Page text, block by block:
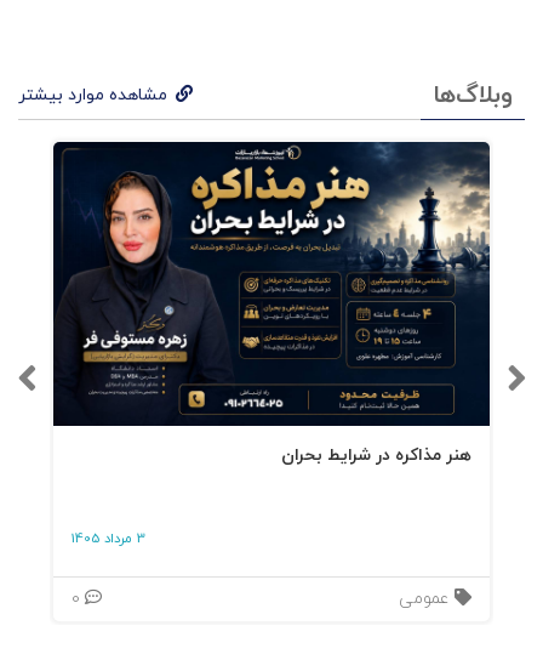
بخش 7. چگونه میتوان روابط نفوذناپذیر برقرار کرد
وبلاگ‌ها مشاهده موارد بیشتر
هنر مذاکره در شرایط بحران
3 مرداد 1405
عمومی